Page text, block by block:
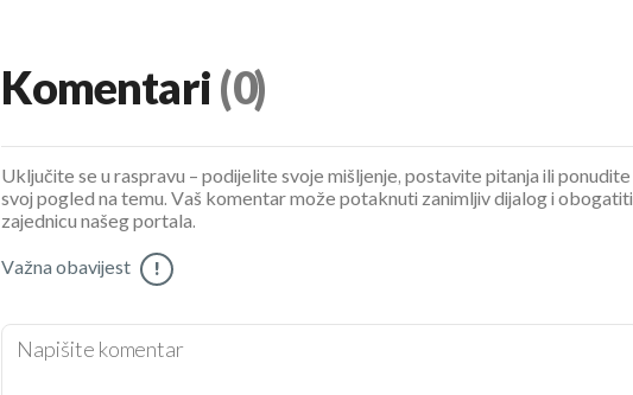
Komentari (0)
Uključite se u raspravu – podijelite svoje mišljenje, postavite pitanja ili ponudite
svoj pogled na temu. Vaš komentar može potaknuti zanimljiv dijalog i obogatiti
zajednicu našeg portala.
Važna obavijest !